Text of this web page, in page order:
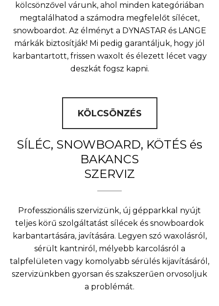
kölcsönzővel várunk, ahol minden kategóriában
megtalálhatod a számodra megfelelőt sílécet,
snowboardot. Az élményt a DYNASTAR és LANGE
márkák biztosítják! Mi pedig garantáljuk, hogy jól
karbantartott, frissen waxolt és élezett lécet vagy
deszkát fogsz kapni.
KÖLCSÖNZÉS
SÍLÉC, SNOWBOARD, KÖTÉS és
BAKANCS
SZERVIZ
Professzionális szervizünk, új gépparkkal nyújt
teljes körű szolgáltatást sílécek és snowboardok
karbantartására, javítására. Legyen szó waxolásról,
sérült kantniról, mélyebb karcolásról a
talpfelületen vagy komolyabb sérülés kijavításáról,
szervizünkben gyorsan és szakszerűen orvosoljuk
a problémát.